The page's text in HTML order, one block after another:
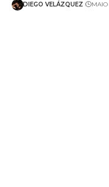
DIEGO VELÁZQUEZ MAIO